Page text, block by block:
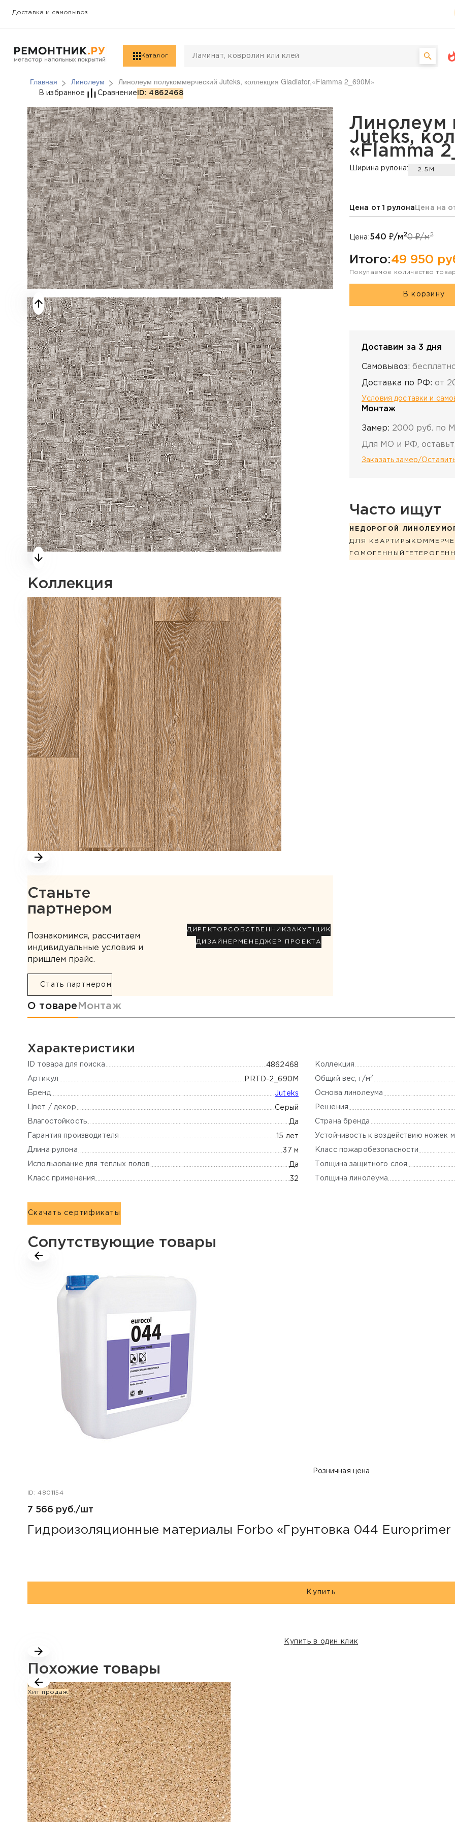
Доставка и самовывоз
Каталог
Главная Линолеум Линолеум полукоммерческий Juteks, коллекция Gladiator,«Flamma 2_690M»
Линолеум полукоммерческий Juteks,
В избранное Сравнение ID: 4862468
Коллекция
Станьте
партнером
Познакомимся, рассчитаем
индивидуальные условия и
пришлем прайс.
Стать партнером
ДИРЕКТОР СОБСТВЕННИК ЗАКУПЩИК
ДИЗАЙНЕР МЕНЕДЖЕР ПРОЕКТА
Линолеум
Juteks,
«Flamma
Ширина рулона: 2.5М
Цена от 1 рулона Цена на
Цена:540 ₽/м20₽/м2
Итого:49 950
Покупаемое количество
В корзину
Доставим за 3 дня
Самовывоз:
Доставка по РФ: от
Условия доставки и
Монтаж
Замер: 2000 руб. по
Для МО и РФ,
Заказать замер/
Часто ищут
НЕДОРОГОЙ ЛИНОЛЕУМ
ДЛЯ КВАРТИРЫ
ГОМОГЕННЫЙ
Информация о товаре
О товаре Монтаж
Характеристики
ID товара для поиска 4862468
Артикул PRTD-2_690M
Бренд Juteks
Цвет / декор Серый
Влагостойкость Да
Гарантия производителя 15 лет
Длина рулона 37 м
Использование для теплых полов Да
Класс применения 32
Коллекция
Общий вес, г/м 2
Основа линолеума
Решения
Страна бренда
Устойчивость к воздействию ножек
Класс пожаробезопасности
Толщина защитного слоя
Толщина линолеума
Скачать сертификаты
Сопутствующие товары
Розничная цена
ID: 4801154
7 566 руб./шт
Гидроизоляционные материалы Forbo «Грунтовка 044 Europrimer
Купить
Купить в один клик
Похожие товары
Акция
Хит продаж